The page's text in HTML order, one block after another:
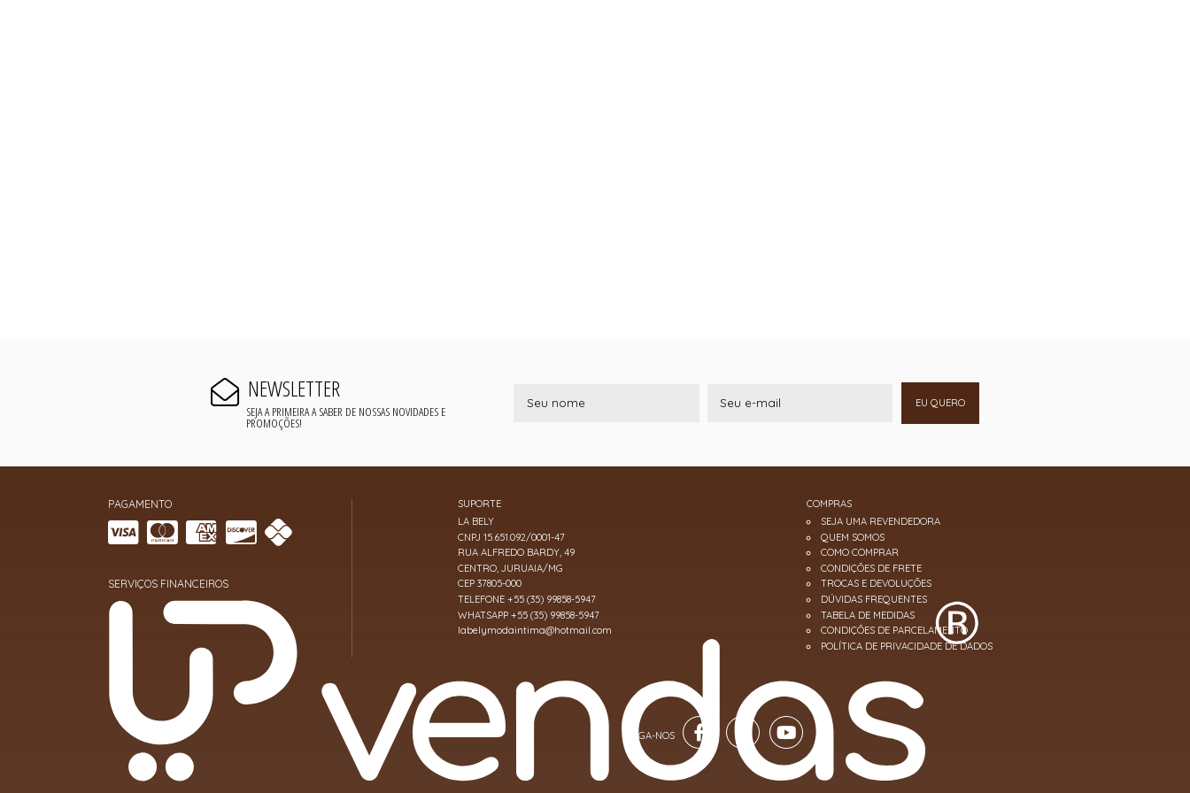
NEWSLETTER
SEJA A PRIMEIRA A SABER DE NOSSAS NOVIDADES E
PROMOÇÕES!
EU QUERO
PAGAMENTO
SERVIÇOS FINANCEIROS
SUPORTE
LA BELY
CNPJ 15.651.092/0001-47
RUA ALFREDO BARDY, 49
CENTRO, JURUAIA/MG
CEP 37805-000
TELEFONE +55 (35) 99858-5947
WHATSAPP +55 (35) 99858-5947
labelymodaintima@hotmail.com
COMPRAS
SEJA UMA REVENDEDORA
QUEM SOMOS
COMO COMPRAR
CONDIÇÕES DE FRETE
TROCAS E DEVOLUÇÕES
DÚVIDAS FREQUENTES
TABELA DE MEDIDAS
CONDIÇÕES DE PARCELAMENTO
POLÍTICA DE PRIVACIDADE DE DADOS